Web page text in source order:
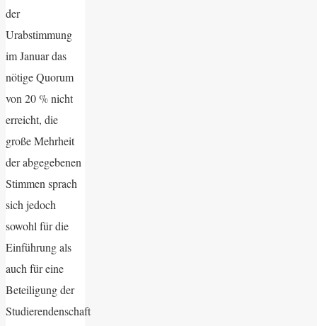
der
Urabstimmung
im Januar das
nötige Quorum
von 20 % nicht
erreicht, die
große Mehrheit
der abgegebenen
Stimmen sprach
sich jedoch
sowohl für die
Einführung als
auch für eine
Beteiligung der
Studierendenschaft